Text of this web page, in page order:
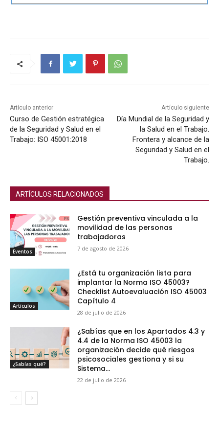
Artículo anterior
Curso de Gestión estratégica
de la Seguridad y Salud en el
Trabajo: ISO 45001:2018
Artículo siguiente
Día Mundial de la Seguridad y
la Salud en el Trabajo.
Frontera y alcance de la
Seguridad y Salud en el
Trabajo.
ARTÍCULOS RELACIONADOS
Eventos
Gestión preventiva vinculada a la
movilidad de las personas
trabajadoras
7 de agosto de 2026
Artículos
¿Está tu organización lista para
implantar la Norma ISO 45003?
Checklist Autoevaluación ISO 45003
Capítulo 4
28 de julio de 2026
¿Sabías qué?
¿Sabías que en los Apartados 4.3 y
4.4 de la Norma ISO 45003 la
organización decide qué riesgos
psicosociales gestiona y si su
Sistema...
22 de julio de 2026